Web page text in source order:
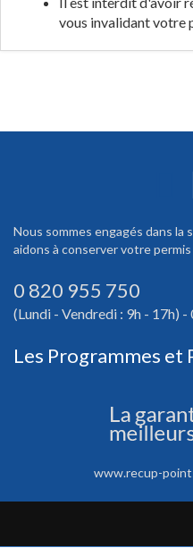
vous invalidant votre
Nous sommes engagés dans
aidons à conserver votre
0 820 955 750
(Lundi - Vendredi : 9h - 17h)
Les Programmes et
www.recup-